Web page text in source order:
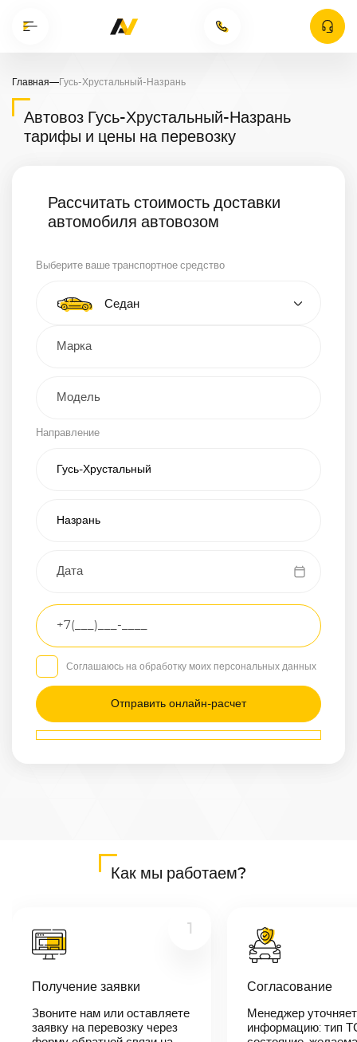
Главная—Гусь-Хрустальный-Назрань
Автовоз Гусь-Хрустальный-Назрань
тарифы и цены на перевозку
Рассчитать стоимость доставки
автомобиля автовозом
Выберите ваше транспортное средство
Тип автомобиля
Седан
Кроссовер
Грузовой
Другое
Направление
Транспортное
средство
Седан
/
Маршрут
Гусь-
менеджер-
свяжется с
вами,
согласует
Соглашаюсь на обработку моих персональных данных
Как мы работаем?
1
Получение заявки
Звоните нам или оставляете
заявку на перевозку через
Согласование
Менеджер уточняет
информацию: тип